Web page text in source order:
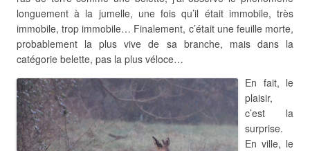
longuement à la jumelle, une fois qu’il était immobile, très
immobile, trop immobile… Finalement, c’était une feuille morte,
probablement la plus vive de sa branche, mais dans la
catégorie belette, pas la plus véloce…
En fait, le
plaisir,
c’est la
surprise.
En ville, le